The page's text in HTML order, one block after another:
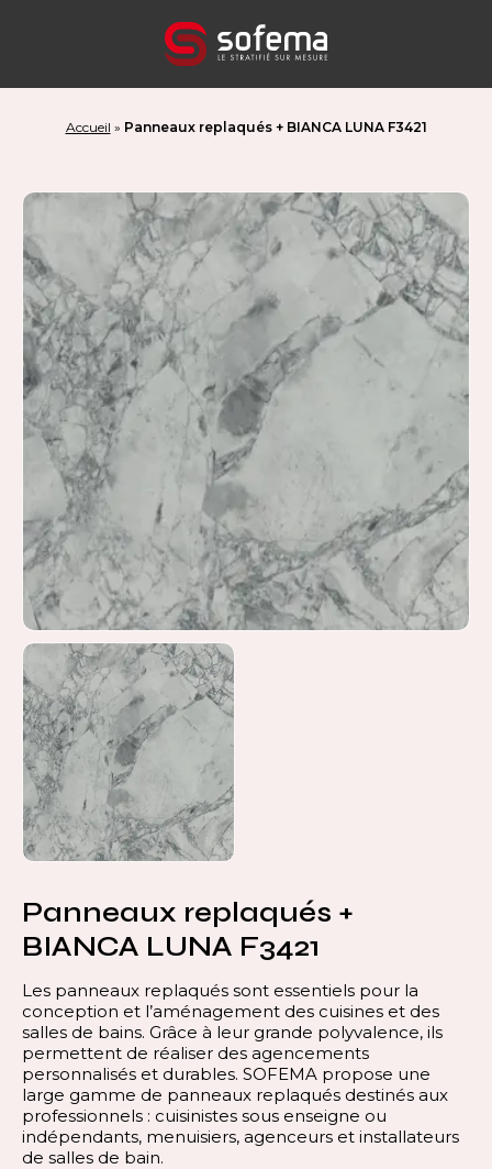
Accueil » Panneaux replaqués + BIANCA LUNA F3421
Panneaux replaqués +
BIANCA LUNA F3421
Les panneaux replaqués sont essentiels pour la
conception et l’aménagement des cuisines et des
salles de bains. Grâce à leur grande polyvalence, ils
permettent de réaliser des agencements
personnalisés et durables. SOFEMA propose une
large gamme de panneaux replaqués destinés aux
professionnels : cuisinistes sous enseigne ou
indépendants, menuisiers, agenceurs et installateurs
de salles de bain.